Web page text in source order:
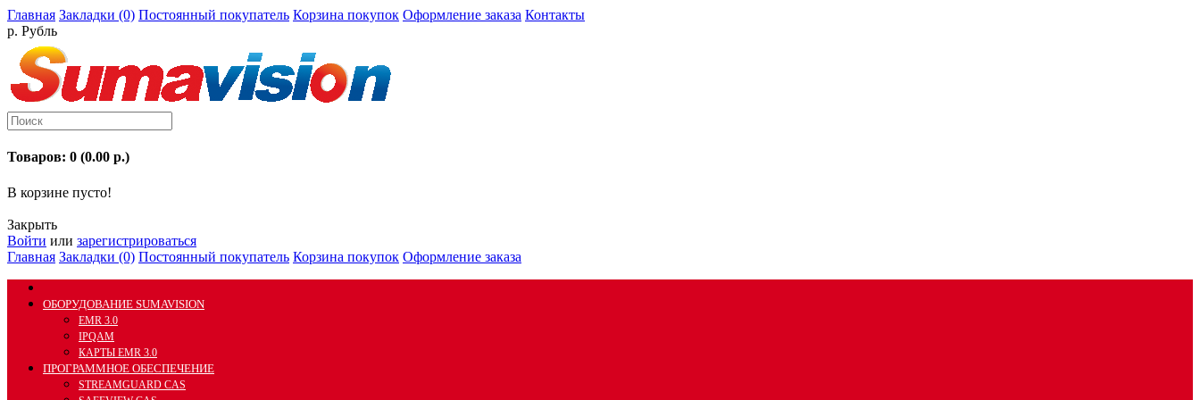
Главная Закладки (0) Постоянный покупатель Корзина покупок Оформление заказа Контакты
р. Рубль
Товаров: 0 (0.00 р.)
В корзине пусто!
Закрыть
Войти или зарегистрироваться
Главная Закладки (0) Постоянный покупатель Корзина покупок Оформление заказа
ОБОРУДОВАНИЕ SUMAVISION
EMR 3.0
IPQAM
КАРТЫ EMR 3.0
ПРОГРАММНОЕ ОБЕСПЕЧЕНИЕ
STREAMGUARD CAS